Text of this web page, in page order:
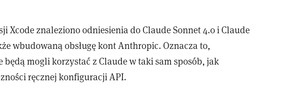
Xcode znaleziono odniesienia do Claude Sonnet 4.0 i Claude
wbudowaną obsługę kont Anthropic. Oznacza to,
będą mogli korzystać z Claude w taki sam sposób, jak
ręcznej konfiguracji API.